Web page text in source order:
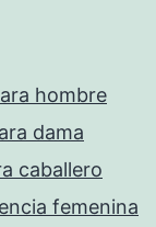
hombre
dama
caballero
femenina